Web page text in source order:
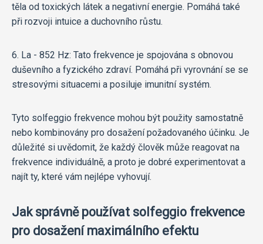
těla od toxických látek a negativní energie. Pomáhá také
při rozvoji intuice a duchovního růstu.
6. La - 852 Hz: Tato frekvence je spojována s obnovou
duševního a fyzického zdraví. Pomáhá při vyrovnání se se
stresovými situacemi a posiluje imunitní systém.
Tyto solfeggio frekvence mohou být použity samostatně
nebo kombinovány pro dosažení požadovaného účinku. Je
důležité si uvědomit, že každý člověk může reagovat na
frekvence individuálně, a proto je dobré experimentovat a
najít ty, které vám nejlépe vyhovují.
Jak správně používat solfeggio frekvence
pro dosažení maximálního efektu